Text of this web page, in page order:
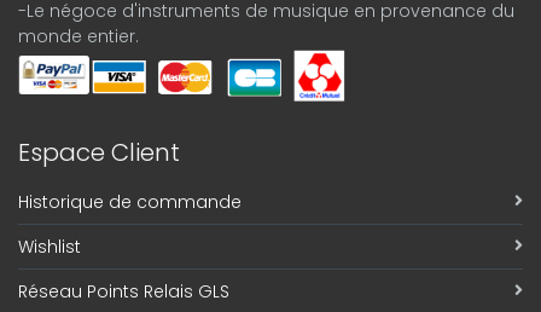
-Le négoce d'instruments de musique en provenance du
monde entier.
Espace Client
Historique de commande
Wishlist
Réseau Points Relais GLS